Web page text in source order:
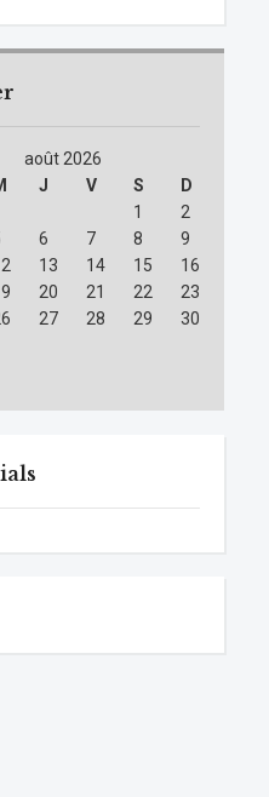
août 2026
J V S
D
1
2
6 7 8
9
13 14 15
16
20 21 22
23
27 28 29
30